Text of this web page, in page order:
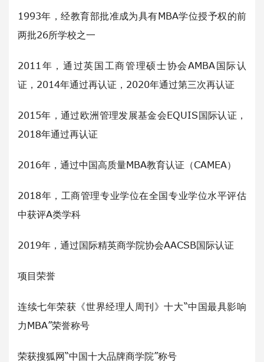
1993年，经教育部批准成为具有MBA学位授予权的前
两批26所学校之一
2011年，通过英国工商管理硕士协会AMBA国际认
证，2014年通过再认证，2020年通过第三次再认证
2015年，通过欧洲管理发展基金会EQUIS国际认证，
2018年通过再认证
2016年，通过中国高质量MBA教育认证（CAMEA）
2018年，工商管理专业学位在全国专业学位水平评估
中获评A类学科
2019年，通过国际精英商学院协会AACSB国际认证
项目荣誉
连续七年荣获《世界经理人周刊》十大“中国最具影响
力MBA”荣誉称号
荣获搜狐网“中国十大品牌商学院”称号